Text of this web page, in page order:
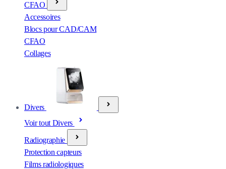
CFAO
Accessoires
Blocs pour CAD/CAM
CFAO
Collages
Divers
Voir tout Divers
Radiographie
Protection capteurs
Films radiologiques